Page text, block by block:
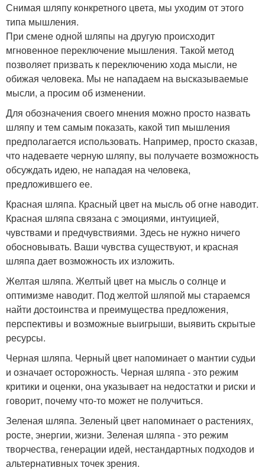
Снимая шляпу конкретного цвета, мы уходим от этого
типа мышления.
При смене одной шляпы на другую происходит
мгновенное переключение мышления. Такой метод
позволяет призвать к переключению хода мысли, не
обижая человека. Мы не нападаем на высказываемые
мысли, а просим об изменении.
Для обозначения своего мнения можно просто назвать
шляпу и тем самым показать, какой тип мышления
предполагается использовать. Например, просто сказав,
что надеваете черную шляпу, вы получаете возможность
обсуждать идею, не нападая на человека,
предложившего ее.
Красная шляпа. Красный цвет на мысль об огне наводит.
Красная шляпа связана с эмоциями, интуицией,
чувствами и предчувствиями. Здесь не нужно ничего
обосновывать. Ваши чувства существуют, и красная
шляпа дает возможность их изложить.
Желтая шляпа. Желтый цвет на мысль о солнце и
оптимизме наводит. Под желтой шляпой мы стараемся
найти достоинства и преимущества предложения,
перспективы и возможные выигрыши, выявить скрытые
ресурсы.
Черная шляпа. Черный цвет напоминает о мантии судьи
и означает осторожность. Черная шляпа - это режим
критики и оценки, она указывает на недостатки и риски и
говорит, почему что-то может не получиться.
Зеленая шляпа. Зеленый цвет напоминает о растениях,
росте, энергии, жизни. Зеленая шляпа - это режим
творчества, генерации идей, нестандартных подходов и
альтернативных точек зрения.